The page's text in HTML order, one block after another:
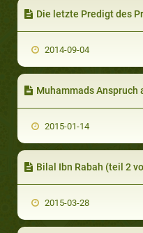
Die letzte Predigt des
2014-09-04
Muhammads Anspruch auf das
2015-01-14
Bilal Ibn Rabah (teil 2
2015-03-28